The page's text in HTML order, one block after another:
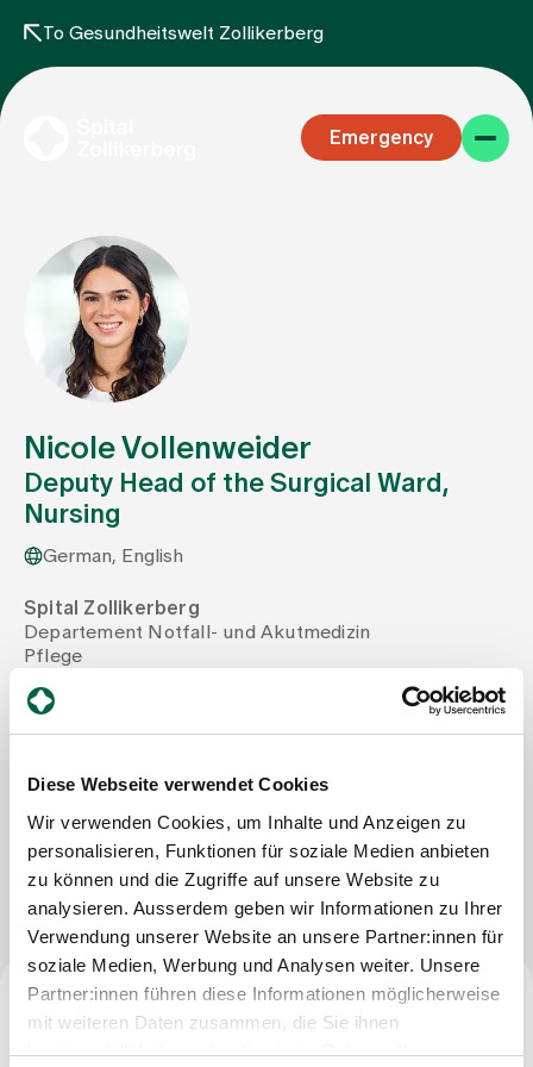
Diese Webseite verwendet Cookies
Wir verwenden Cookies, um Inhalte und Anzeigen zu
personalisieren, Funktionen für soziale Medien anbieten
zu können und die Zugriffe auf unsere Website zu
analysieren. Ausserdem geben wir Informationen zu Ihrer
Verwendung unserer Website an unsere Partner:innen für
soziale Medien, Werbung und Analysen weiter. Unsere
Partner:innen führen diese Informationen möglicherweise
mit weiteren Daten zusammen, die Sie ihnen
bereitgestellt haben oder die sie im Rahmen Ihrer
To Gesundheitswelt Zollikerberg
Emergency
Specialist areas
Stay
Team
Assigning
Events
Latest news
Jobs & Career
Contact us
Baby gallery
Nicole Vollenweider
Deputy Head of the Surgical Ward,
Nursing
German, English
Spital Zollikerberg
Departement Notfall- und Akutmedizin
Pflege
8125 Zollikerberg
Tel
+41 44 397 22 44
Write Message
Profession